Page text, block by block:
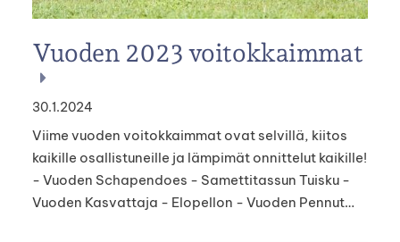
Vuoden 2023 voitokkaimmat
30.1.2024
Viime vuoden voitokkaimmat ovat selvillä, kiitos
kaikille osallistuneille ja lämpimät onnittelut kaikille!
- Vuoden Schapendoes - Samettitassun Tuisku -
Vuoden Kasvattaja - Elopellon - Vuoden Pennut…